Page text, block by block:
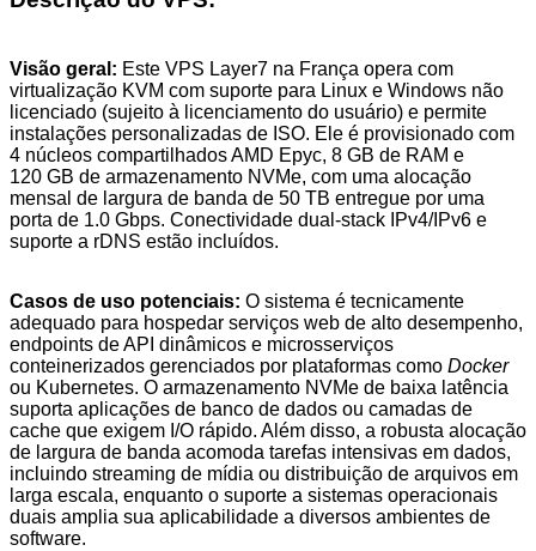
Visão geral: Este VPS Layer7 na França opera com
virtualização KVM com suporte para Linux e Windows não
licenciado (sujeito à licenciamento do usuário) e permite
instalações personalizadas de ISO. Ele é provisionado com
4 núcleos compartilhados AMD Epyc, 8 GB de RAM e
120 GB de armazenamento NVMe, com uma alocação
mensal de largura de banda de 50 TB entregue por uma
porta de 1.0 Gbps. Conectividade dual-stack IPv4/IPv6 e
suporte a rDNS estão incluídos.
Casos de uso potenciais: O sistema é tecnicamente
adequado para hospedar serviços web de alto desempenho,
endpoints de API dinâmicos e microsserviços
conteinerizados gerenciados por plataformas como Docker
ou Kubernetes. O armazenamento NVMe de baixa latência
suporta aplicações de banco de dados ou camadas de
cache que exigem I/O rápido. Além disso, a robusta alocação
de largura de banda acomoda tarefas intensivas em dados,
incluindo streaming de mídia ou distribuição de arquivos em
larga escala, enquanto o suporte a sistemas operacionais
duais amplia sua aplicabilidade a diversos ambientes de
software.